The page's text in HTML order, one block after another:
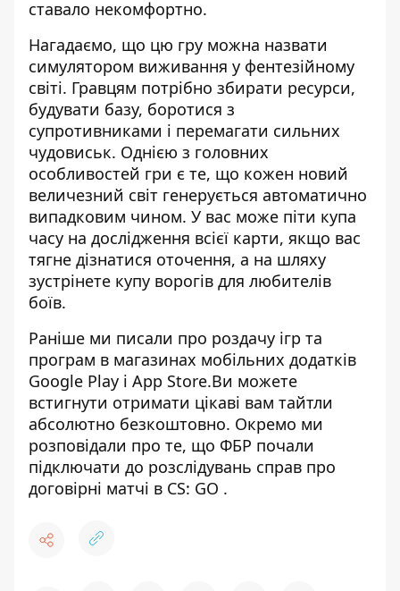
ставало некомфортно.
Нагадаємо, що цю гру можна назвати
симулятором виживання у фентезійному
світі. Гравцям потрібно збирати ресурси,
будувати базу, боротися з
супротивниками і перемагати сильних
чудовиськ. Однією з головних
особливостей гри є те, що кожен новий
величезний світ генерується автоматично
випадковим чином. У вас може піти купа
часу на дослідження всієї карти, якщо вас
тягне дізнатися оточення, а на шляху
зустрінете купу ворогів для любителів
боїв.
Раніше ми писали про роздачу ігр та
програм в магазинах мобільних додатків
Google Play і App Store.Ви можете
встигнути отримати цікаві вам тайтли
абсолютно безкоштовно. Окремо ми
розповідали про те, що ФБР почали
підключати до розслідувань справ про
договірні матчі в CS: GO .